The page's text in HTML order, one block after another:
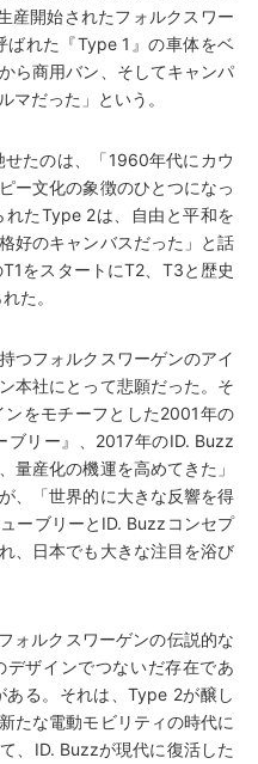
産開始されたフォルクスワー
れた『Type 1』の車体をベ
ら商用バン、そしてキャンパ
マだった」という。
たのは、「1960年代にカウ
ー文化の象徴のひとつになっ
たType 2は、自由と平和を
好のキャンバスだった」と話
をスタートにT2、T3と歴史
た。
つフォルクスワーゲンのアイ
本社にとって悲願だった。そ
をモチーフとした2001年の
ブリー』、2017年のID. Buzz
量産化の機運を高めてきた」
、「世界的に大きな反響を得
ーブリーとID. Buzzコンセプ
、日本でも大きな注目を浴び
ォルクスワーゲンの伝説的な
ザインでつないだ存在であ
ある。それは、Type 2が醸し
たな電動モビリティの時代に
、ID. Buzzが現代に復活した